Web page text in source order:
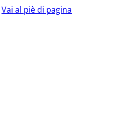
Vai al piè di pagina